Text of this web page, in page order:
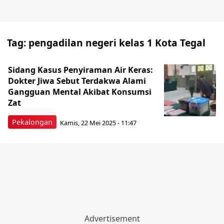
Tag: pengadilan negeri kelas 1 Kota Tegal
Pekalongan
Sidang Kasus Penyiraman Air Keras:
Dokter Jiwa Sebut Terdakwa Alami
Gangguan Mental Akibat Konsumsi
Zat
Kamis, 22 Mei 2025 - 11:47